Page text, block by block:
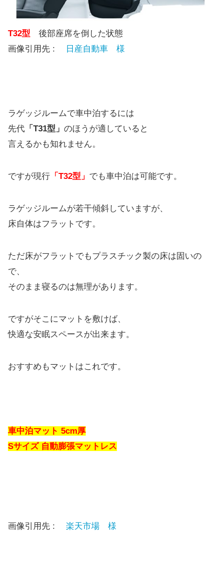
T32型 後部座席を倒した状態
画像引用先 :
日産自動車 様
ラゲッジルームで車中泊するには
先代 「T31型」 のほうが適していると
言えるかも知れません。
ですが現行 「T32型」 でも車中泊は可能です。
ラゲッジルームが若干傾斜していますが、
床自体はフラットです。
ただ床がフラットでもプラスチック製の床は固いの
で、
そのまま寝るのは無理があります。
ですがそこにマットを敷けば、
快適な安眠スペースが出来ます。
おすすめもマットはこれです。
車中泊マット 5cm厚
Sサイズ 自動膨張マットレス
画像引用先 : 楽天市場 様